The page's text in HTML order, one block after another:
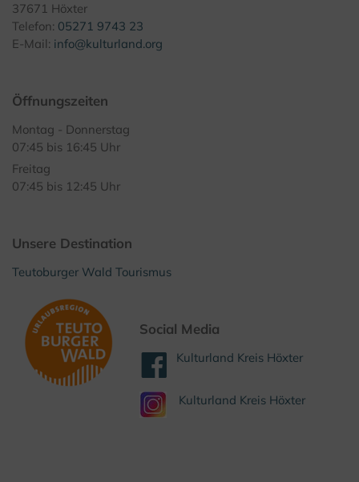
37671 Höxter
Telefon: 05271 9743 23
E-Mail: info@kulturland.org
Öffnungszeiten
Montag - Donnerstag
07:45 bis 16:45 Uhr
Freitag
07:45 bis 12:45 Uhr
Unsere Destination
Teutoburger Wald Tourismus
Social Media
Kulturland Kreis Höxter
Kulturland Kreis Höxter